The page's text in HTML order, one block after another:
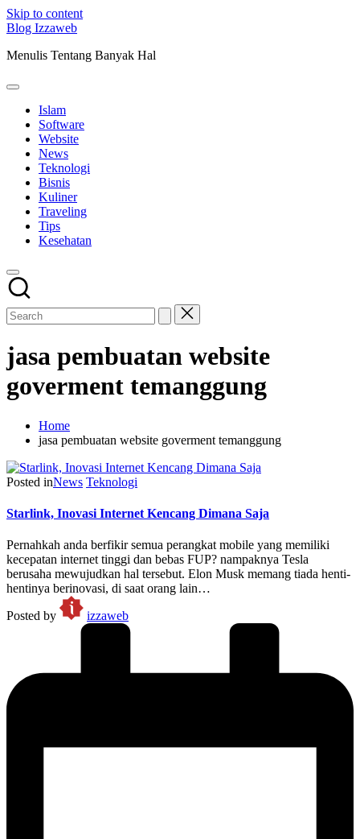
Skip to content
Blog Izzaweb
Menulis Tentang Banyak Hal
Islam
Software
Website
News
Teknologi
Bisnis
Kuliner
Traveling
Tips
Kesehatan
jasa pembuatan website
goverment temanggung
Home
jasa pembuatan website goverment temanggung
Posted inNews Teknologi
Starlink, Inovasi Internet Kencang Dimana Saja
Pernahkah anda berfikir semua perangkat mobile yang memiliki
kecepatan internet tinggi dan bebas FUP? nampaknya Tesla
berusaha mewujudkan hal tersebut. Elon Musk memang tiada henti-
hentinya berinovasi, di saat orang lain…
Posted by
izzaweb